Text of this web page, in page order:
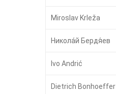
Miroslav Krleža
Никола́й Бердя́ев
Ivo Andrić
Dietrich Bonhoeffer